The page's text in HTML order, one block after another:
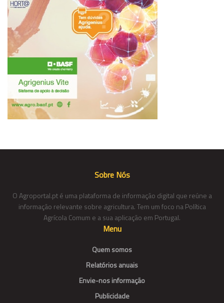
Sobre Nós
O Agroportal.pt é uma plataforma de informação digital que reúne a
informação relevante sobre agricultura. Tem um foco na Política
Agrícola Comum e a sua aplicação em Portugal.
Menu
Quem somos
Relatórios anuais
Envie-nos informação
Publicidade